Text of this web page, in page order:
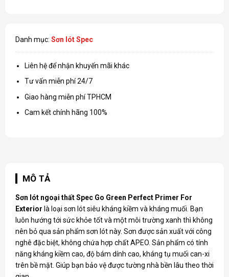
Danh mục: Sơn lót Spec
Liên hệ để nhận khuyến mãi khác
Tư vấn miễn phí 24/7
Giao hàng miễn phí TPHCM
Cam kết chính hãng 100%
MÔ TẢ
Sơn lót ngoại thất SpecGo Green Perfect Primer For
Exterior là loại sơn lót siêu kháng kiềm và kháng muối. Bạn
luôn hướng tới sức khỏe tốt và một môi trường xanh thì không
nên bỏ qua sản phẩm sơn lót này. Sơn được sản xuất với công
nghê đặc biệt, không chứa hợp chất APEO. Sản phẩm có tính
năng kháng kiềm cao, độ bám dính cao, kháng tụ muối can-xi
trên bề mặt. Giúp bạn bảo vệ được tường nhà bền lâu theo thời